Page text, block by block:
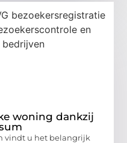
woning dankzij
vindt u het belangrijk